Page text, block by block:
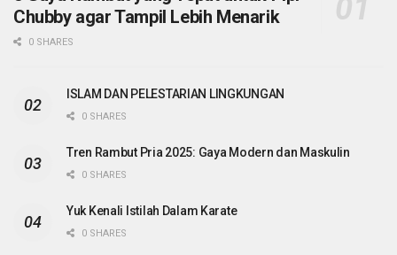
Chubby agar Tampil Lebih Menarik
0 SHARES
ISLAM DAN PELESTARIAN LINGKUNGAN
0 SHARES
Tren Rambut Pria 2025: Gaya Modern dan Maskulin
0 SHARES
Yuk Kenali Istilah Dalam Karate
0 SHARES